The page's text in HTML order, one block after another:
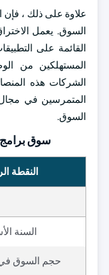
علاوة على ذلك ، فإن
السوق. يعمل
القائمة على
المستهلكين من
الشركات هذه
المتمرسين في
السوق.
سوق برامج
النقطة
السنة
حجم السوق في